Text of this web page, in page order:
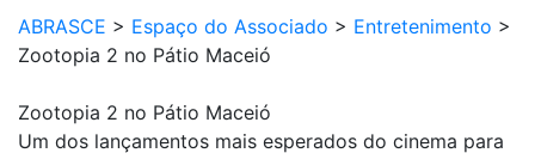
ABRASCE > Espaço do Associado > Entretenimento >
Zootopia 2 no Pátio Maceió
Zootopia 2 no Pátio Maceió
Um dos lançamentos mais esperados do cinema para